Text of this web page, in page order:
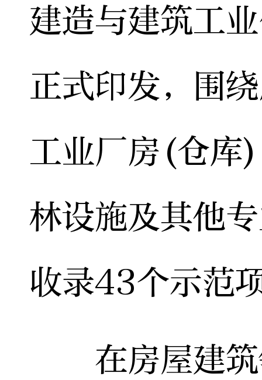
建造与建筑工
正式印发，围
工业厂房(仓库
林设施及其他
收录43个示范
在房屋建筑